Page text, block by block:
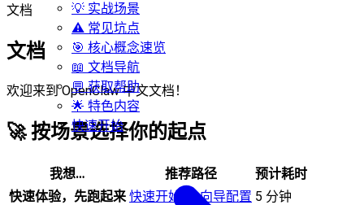
💡 实战场景
⚠️ 常见坑点
🎯 核心概念速览
📖 文档导航
💬 获取帮助
🌟 特色内容
快速开始
文档
文档
欢迎来到 OpenClaw 中文文档！
🚀 按场景选择你的起点
我想… 推荐路径
预计耗时
快速体验，先跑起来 快速开始 →向导配置 5 分钟